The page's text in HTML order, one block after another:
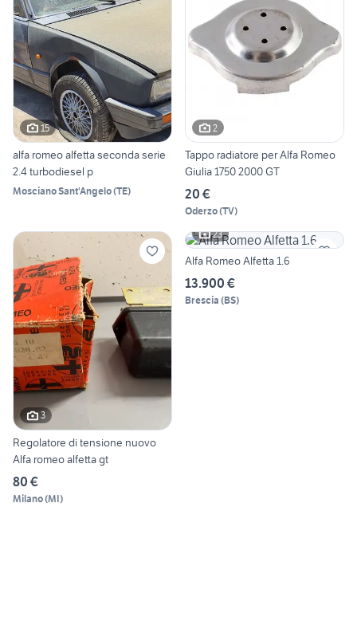
15
alfa romeo alfetta seconda serie
2.4 turbodiesel p
Mosciano Sant'Angelo(TE)
2
Tappo radiatore per Alfa Romeo
Giulia 1750 2000 GT
20 €
Oderzo(TV)
3
Regolatore di tensione nuovo
Alfa romeo alfetta gt
80 €
Milano(MI)
23
Alfa Romeo Alfetta 1.6
13.900 €
Brescia (BS)